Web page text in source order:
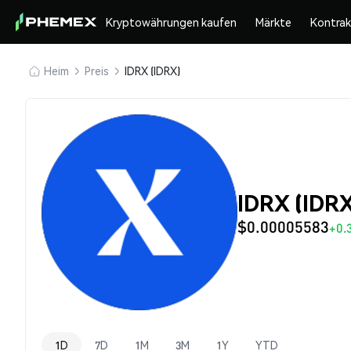
Kryptowährungen kaufen Märkte
Heim Preis IDRX (IDRX)
IDRX
$0.00005583
1D 7D 1M 3M 1Y YTD